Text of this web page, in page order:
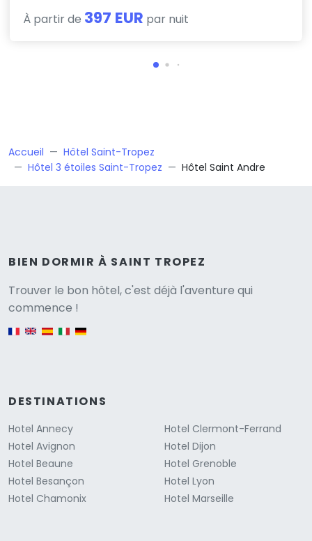
À partir de 397 EUR par nuit
Accueil
Hôtel Saint-Tropez
Hôtel 3 étoiles Saint-Tropez
Hôtel Saint Andre
BIEN DORMIR À SAINT TROPEZ
Trouver le bon hôtel, c'est déjà l'aventure qui
commence !
English version
DESTINATIONS
Hotel Annecy
Hotel Avignon
Hotel Beaune
Hotel Besançon
Hotel Chamonix
Hotel Clermont-Ferrand
Hotel Dijon
Hotel Grenoble
Hotel Lyon
Hotel Marseille